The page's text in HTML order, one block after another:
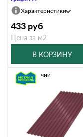
Характеристики
433 руб
Цена за м2
В КОРЗИНУ
В наличии